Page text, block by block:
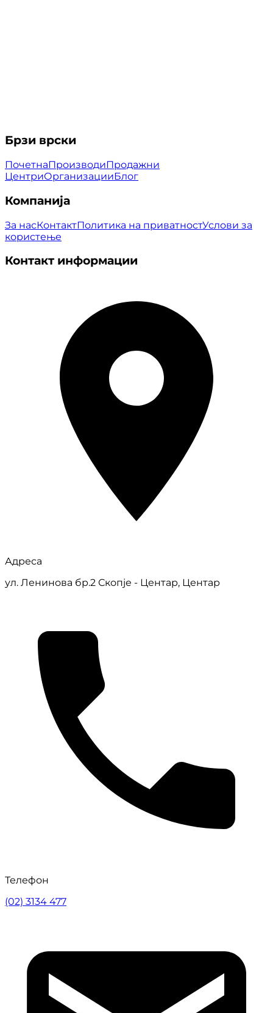
Брзи врски
ПочетнаПроизводиПродажни
ЦентриОрганизацииБлог
Компанија
За насКонтактПолитика на приватностУслови за
користење
Контакт информации
Адреса
ул. Ленинова бр.2 Скопје - Центар, Центар
Телефон
(02) 3134 477